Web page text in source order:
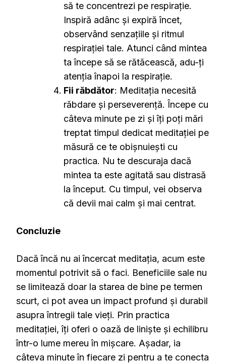
să te concentrezi pe respirație.
Inspiră adânc și expiră încet,
observând senzațiile și ritmul
respirației tale. Atunci când mintea
ta începe să se rătăcească, adu-ți
atenția înapoi la respirație.
Fii răbdător: Meditația necesită
răbdare și perseverență. Începe cu
câteva minute pe zi și îți poți mări
treptat timpul dedicat meditației pe
măsură ce te obișnuiești cu
practica. Nu te descuraja dacă
mintea ta este agitată sau distrasă
la început. Cu timpul, vei observa
că devii mai calm și mai centrat.
Concluzie
Dacă încă nu ai încercat meditația, acum este
momentul potrivit să o faci. Beneficiile sale nu
se limitează doar la starea de bine pe termen
scurt, ci pot avea un impact profund și durabil
asupra întregii tale vieți. Prin practica
meditației, îți oferi o oază de liniște și echilibru
într-o lume mereu în mișcare. Așadar, ia
câteva minute în fiecare zi pentru a te conecta